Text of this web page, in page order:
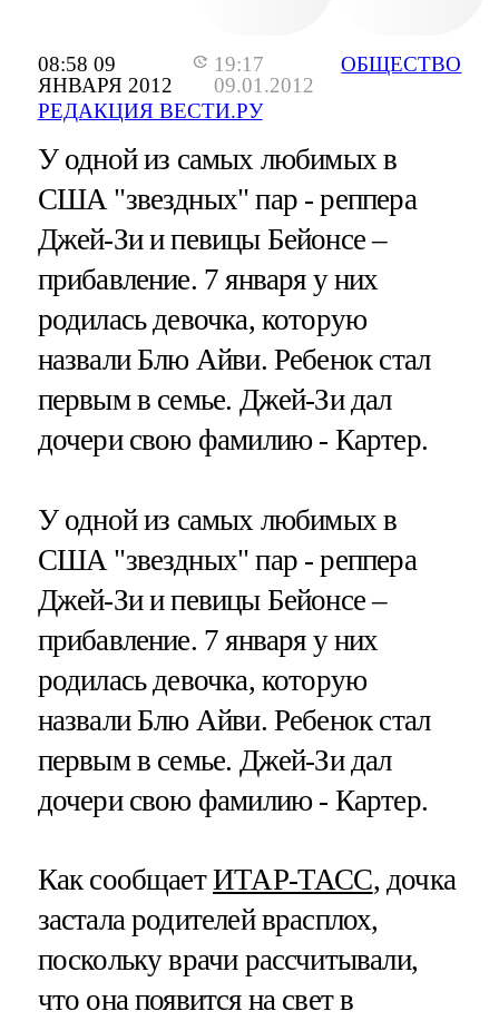
08:58 09
ЯНВАРЯ 2012
19:17
09.01.2012
РЕДАКЦИЯ ВЕСТИ.РУ
ОБЩЕСТВО
У одной из самых любимых в
США "звездных" пар - реппера
Джей-Зи и певицы Бейонсе –
прибавление. 7 января у них
родилась девочка, которую
назвали Блю Айви. Ребенок стал
первым в семье. Джей-Зи дал
дочери свою фамилию - Картер.
У одной из самых любимых в
США "звездных" пар - реппера
Джей-Зи и певицы Бейонсе –
прибавление. 7 января у них
родилась девочка, которую
назвали Блю Айви. Ребенок стал
первым в семье. Джей-Зи дал
дочери свою фамилию - Картер.
Как сообщаетИТАР-ТАСС, дочка
застала родителей врасплох,
поскольку врачи рассчитывали,
что она появится на свет в